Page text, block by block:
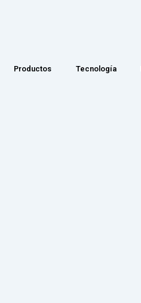
Productos Tecnología